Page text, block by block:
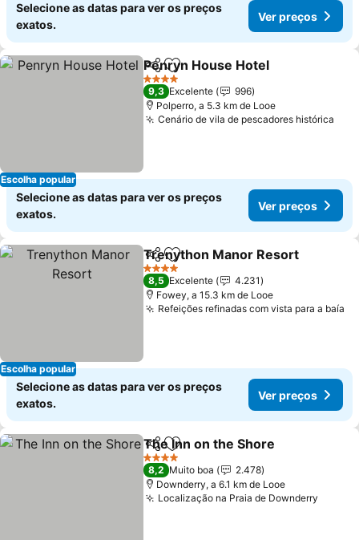
Selecione as datas para ver os preços
exatos.
Ver preços
Escolha popular
PartilharAdicionar aos favoritos
Penryn House Hotel
4 Estrelas
9,3 Excelente
996
Polperro, a 5.3 km de Looe
Cenário de vila de pescadores histórica
Selecione as datas para ver os preços
exatos.
Ver preços
Escolha popular
PartilharAdicionar aos favoritos
Trenython Manor Resort
4 Estrelas
8,5 Excelente
4.231
Fowey, a 15.3 km de Looe
Refeições refinadas com vista para a baía
Selecione as datas para ver os preços
exatos.
Ver preços
PartilharAdicionar aos favoritos
The Inn on the Shore
4 Estrelas
8,2 Muito boa
2.478
Downderry, a 6.1 km de Looe
Localização na Praia de Downderry